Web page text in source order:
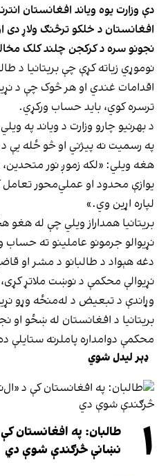
دې وزارت یوه ویاند افغانستان
افغانستان د خلکو ترڅنګ ولاړ دی
نجونو سره د کرکجن چلند کلک
نوموړي زیاته کړې چې بریتانیا د
اقدامات غندي او هر څوک چې د
ترسره کوي، باید حساب ورکړي.
د بهرنیو چارو وزارت د ویاند په
په رسمیت نه پیژني او څو ځله یې
هغه ویلي: «لکه زموږ نور
یوازې محدود او عملي‌محور
لپاره اړین وي.»
بریتانیا همداراز ویلي چې له
نړیوالو جرمونو عاملینو ته حساب
دغه هېواد د طالبانو د مشر او
نړیوالې محکمې د نوښت ملاتړ
وړاندې د تبعیض د له‌منځه وړو
بریتانیا د افغانستان له ښځو او
محکمې دوامداره پاملرنه ستایلې
ډېر لیدل شوي
۱
طالبان: په افغانستان
نښانې څرګندې شوې دي